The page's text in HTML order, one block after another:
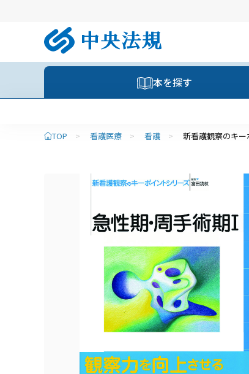
本を探す
TOP > 看護医療 > 看護 > 新看護観察のキ